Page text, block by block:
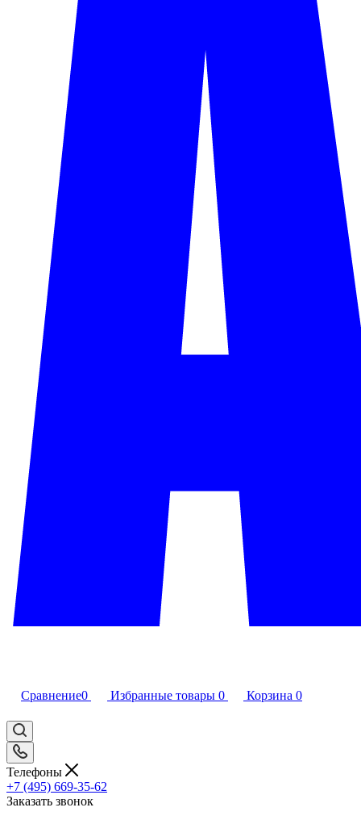
Сравнение0 Избранные товары 0 Корзина 0
Телефоны
+7 (495) 669-35-62
Заказать звонок